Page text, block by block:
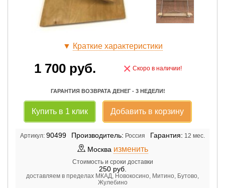
▼ Краткие характеристики
1 700 руб. × Скоро в наличии!
ГАРАНТИЯ ВОЗВРАТА ДЕНЕГ - 3 НЕДЕЛИ!
Купить в 1 клик Добавить в корзину
Артикул: 90499 Производитель: Россия Гарантия: 12 мес.
Москва изменить
Стоимость и сроки доставки
250руб.
доставляем в пределах МКАД, Новокосино, Митино, Бутово,
Жулебино